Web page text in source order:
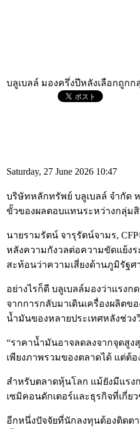
บลูเบลล์ มองครึ่งปีหลังเลือกถูก
Saturday, 27 June 2026 10:47
บริษัทหลักทรัพย์ บลูเบลล์ จำกัด
ขั้วของผลตอบแทนระหว่างกลุ่ม
นายรามรัตน์ จารุรัตน์จามร,
หลังความกังวลต่อความขัดแย้งร
สะท้อนว่าความเสี่ยงด้านภูมิรัฐศ
อย่างไรก็ดี บลูเบลล์มองว่าแรง
จากการกลับมาเดินเครื่องผลิต
น้ำมันของหลายประเทศหลังช่วง
“ราคาน้ำมันอาจลดลงจากจุดสู
เพียงภาพรวมของตลาดได้ แต่ต้
สำหรับตลาดหุ้นโลก แม้ยังมีแรง
เซมิคอนดักเตอร์และธุรกิจที่เกี่ย
อีกหนึ่งปัจจัยที่นักลงทุนต้องติดต